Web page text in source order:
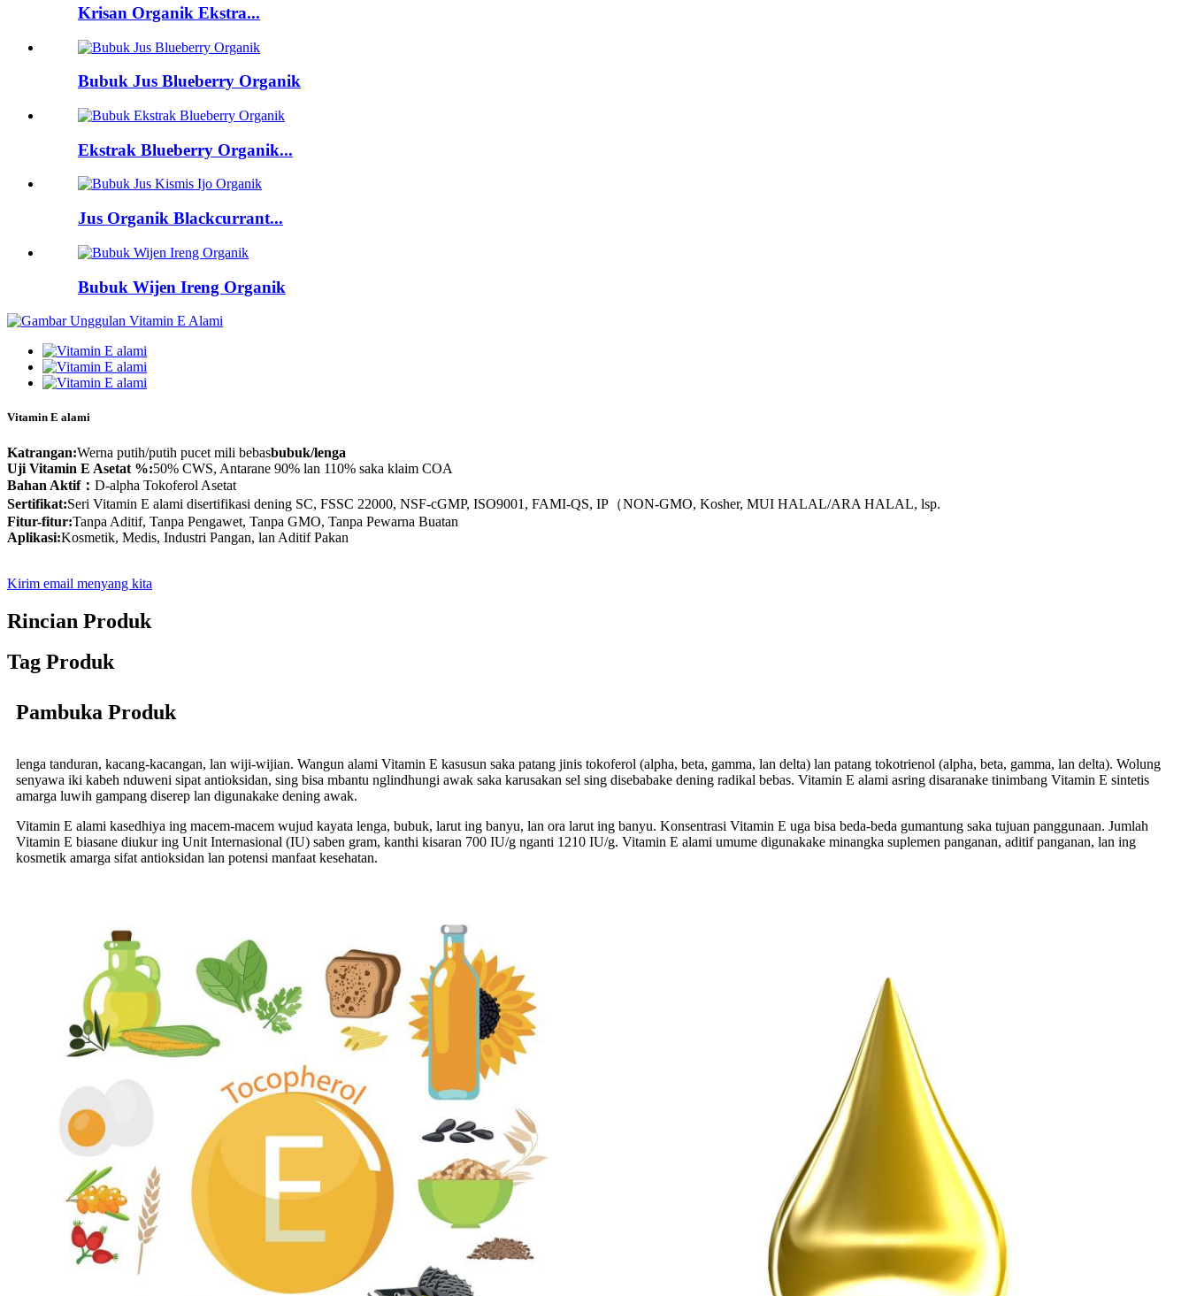
Krisan Organik Ekstra...
Bubuk Jus Blueberry Organik
Ekstrak Blueberry Organik...
Jus Organik Blackcurrant...
Bubuk Wijen Ireng Organik
Vitamin E alami
Katrangan:Werna putih/putih pucet mili bebasbubuk/lenga
Uji Vitamin E Asetat %:50% CWS, Antarane 90% lan 110% saka klaim COA
Bahan Aktif： D-alpha Tokoferol Asetat
Sertifikat:Seri Vitamin E alami disertifikasi dening SC, FSSC 22000, NSF-cGMP, ISO9001, FAMI-QS, IP（NON-GMO, Kosher, MUI HALAL/ARA HALAL, lsp.
Fitur-fitur:Tanpa Aditif, Tanpa Pengawet, Tanpa GMO, Tanpa Pewarna Buatan
Aplikasi:Kosmetik, Medis, Industri Pangan, lan Aditif Pakan
Kirim email menyang kita
Rincian Produk
Tag Produk
Pambuka Produk
lenga tanduran, kacang-kacangan, lan wiji-wijian. Wangun alami Vitamin E kasusun saka patang jinis tokoferol (alpha, beta, gamma, lan delta) lan patang tokotrienol (alpha, beta, gamma, lan delta). Wolung
senyawa iki kabeh nduweni sipat antioksidan, sing bisa mbantu nglindhungi awak saka karusakan sel sing disebabake dening radikal bebas. Vitamin E alami asring disaranake tinimbang Vitamin E sintetis
amarga luwih gampang diserep lan digunakake dening awak.
Vitamin E alami kasedhiya ing macem-macem wujud kayata lenga, bubuk, larut ing banyu, lan ora larut ing banyu. Konsentrasi Vitamin E uga bisa beda-beda gumantung saka tujuan panggunaan. Jumlah
Vitamin E biasane diukur ing Unit Internasional (IU) saben gram, kanthi kisaran 700 IU/g nganti 1210 IU/g. Vitamin E alami umume digunakake minangka suplemen panganan, aditif panganan, lan ing
kosmetik amarga sifat antioksidan lan potensi manfaat kesehatan.